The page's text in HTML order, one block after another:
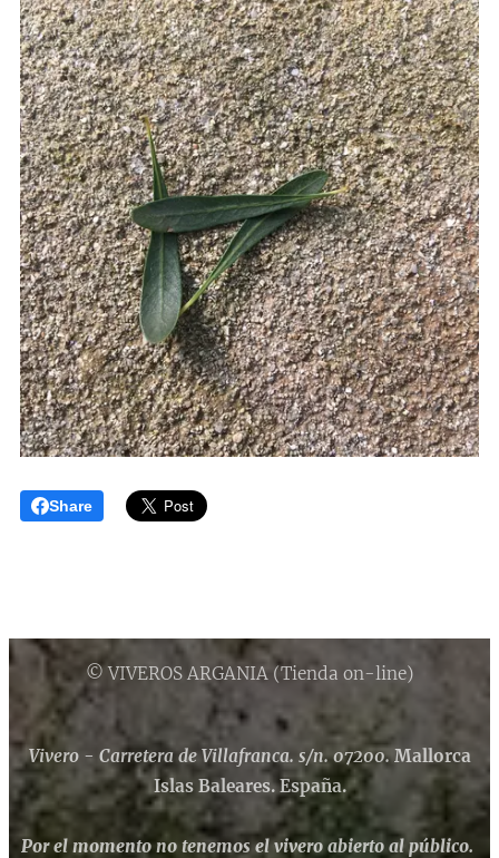
Share
© VIVEROS ARGANIA (Tienda on-line)
Vivero - Carretera de Villafranca. s/n. 07200.Mallorca
Islas Baleares. España.
Por el momento no tenemos el vivero abierto al público.